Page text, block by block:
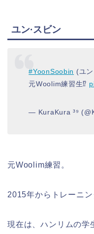
ユン·スビン
#YoonSoobin (ユ
元Woolim練習生⁉︎
— KuraKura ³⁹
元Woolim練習。
2015年からトレーニン
現在は、ハンリムの学